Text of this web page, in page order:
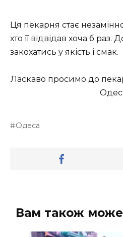
Ця пекарня стає
хто її відвідав хоча б раз.
закохатись у якість і смак.
Ласкаво просимо до
Одеса
Вам також